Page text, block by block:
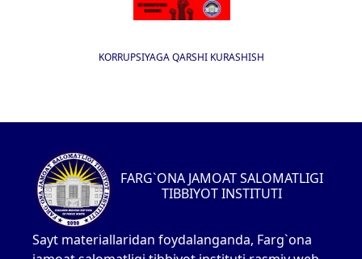
KORRUPSIYAGA QARSHI KURASHISH
FARG`ONA JAMOAT SALOMATLIGI
TIBBIYOT INSTITUTI
Sayt materiallaridan foydalanganda, Farg`ona